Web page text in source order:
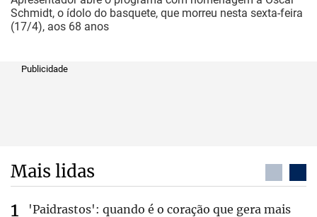
Schmidt, o ídolo do basquete, que morreu nesta sexta-feira
(17/4), aos 68 anos
Publicidade
Mais lidas
'Paidrastos': quando é o coração que gera mais